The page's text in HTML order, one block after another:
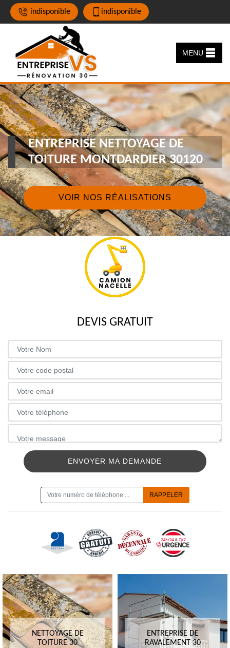
indisponible indisponible
MENU
ENTREPRISE NETTOYAGE DE
TOITURE MONTDARDIER 30120
VOIR NOS RÉALISATIONS
DEVIS GRATUIT
NETTOYAGE DE
TOITURE 30
ENTREPRISE DE
RAVALEMENT 30